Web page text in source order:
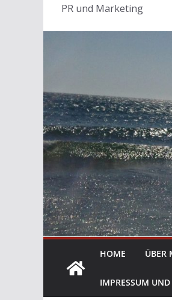
PR und Marketing
HOME ÜBER
IMPRESSUM